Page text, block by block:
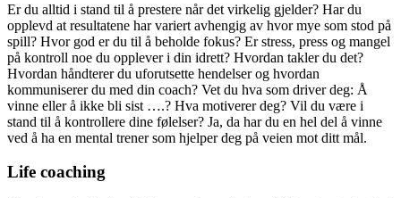
Er du alltid i stand til å prestere når det virkelig gjelder? Har du
opplevd at resultatene har variert avhengig av hvor mye som stod på
spill? Hvor god er du til å beholde fokus? Er stress, press og mangel
på kontroll noe du opplever i din idrett? Hvordan takler du det?
Hvordan håndterer du uforutsette hendelser og hvordan
kommuniserer du med din coach? Vet du hva som driver deg: Å
vinne eller å ikke bli sist ….? Hva motiverer deg? Vil du være i
stand til å kontrollere dine følelser? Ja, da har du en hel del å vinne
ved å ha en mental trener som hjelper deg på veien mot ditt mål.
Life coaching